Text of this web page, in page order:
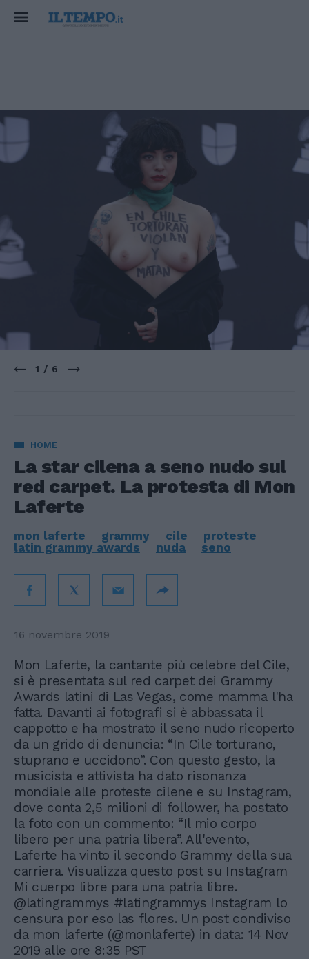
1 / 6
HOME
La star cilena a seno nudo sul
red carpet. La protesta di Mon
Laferte
mon laferte grammy cile
proteste
latin grammy awards
nuda seno
16 novembre 2019
Mon Laferte, la cantante più celebre del Cile,
si è presentata sul red carpet dei Grammy
Awards latini di Las Vegas, come mamma l'ha
fatta. Davanti ai fotografi si è abbassata il
cappotto e ha mostrato il seno nudo ricoperto
da un grido di denuncia: “In Cile torturano,
stuprano e uccidono”. Con questo gesto, la
musicista e attivista ha dato risonanza
mondiale alle proteste cilene e su Instagram,
dove conta 2,5 milioni di follower, ha postato
la foto con un commento: “Il mio corpo
libero per una patria libera”. All'evento,
Laferte ha vinto il secondo Grammy della sua
carriera. Visualizza questo post su Instagram
Mi cuerpo libre para una patria libre.
@latingrammys #latingrammys Instagram lo
censura por eso las flores. Un post condiviso
da mon laferte (@monlaferte) in data: 14 Nov
2019 alle ore 8:35 PST